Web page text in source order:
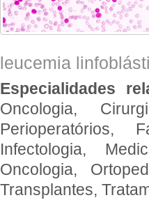
leucemia
Especialidades
Oncologia,
Perioperatórios,
Infectologia,
Oncologia,
Transplantes,